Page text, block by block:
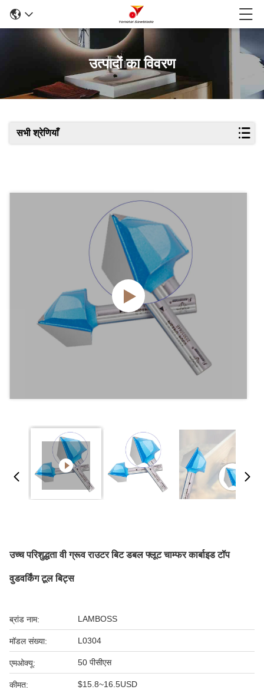
उत्पादों का विवरण
सभी श्रेणियाँ
उच्च परिशुद्धता वी ग्रूव राउटर बिट डबल फ्लूट चाम्फर कार्बाइड टॉप
वुडवर्किंग टूल बिट्स
ब्रांड नाम: LAMBOSS
मॉडल संख्या: L0304
एमओक्यू: 50 पीसीएस
कीमत: $15.8~16.5USD